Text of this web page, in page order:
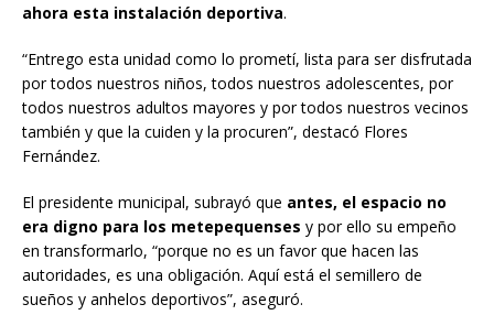
ahora esta instalación deportiva.
“Entrego esta unidad como lo prometí, lista para ser disfrutada
por todos nuestros niños, todos nuestros adolescentes, por
todos nuestros adultos mayores y por todos nuestros vecinos
también y que la cuiden y la procuren”, destacó Flores
Fernández.
El presidente municipal, subrayó que antes, el espacio no
era digno para los metepequenses y por ello su empeño
en transformarlo, “porque no es un favor que hacen las
autoridades, es una obligación. Aquí está el semillero de
sueños y anhelos deportivos”, aseguró.